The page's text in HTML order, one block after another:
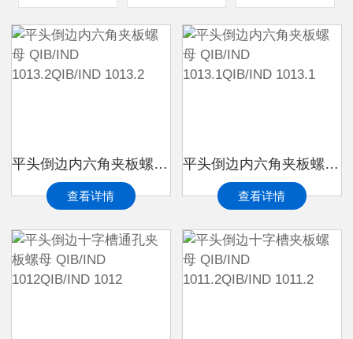
平头倒边内六角夹板螺母 QIB/IND 1013.2QIB/IND 1013.2
查看详情
平头倒边内六角夹板螺母 QIB/IND 1013.1QIB/IND 1013.1
查看详情